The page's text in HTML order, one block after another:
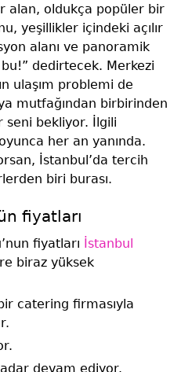
alan, oldukça popüler bir
yeşillikler içindeki açılır
alanı ve panoramik
bu!” dedirtecek. Merkezi
ulaşım problemi de
mutfağından birbirinden
seni bekliyor. İlgili
her an yanında.
İstanbul’da tercih
biri burası.
fiyatları
fiyatları İstanbul
biraz yüksek
catering firmasıyla
devam ediyor.